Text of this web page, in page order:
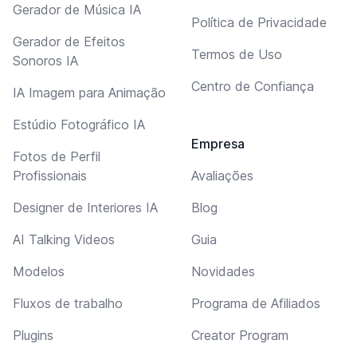
Gerador de Música IA
Gerador de Efeitos
Sonoros IA
IA Imagem para Animação
Estúdio Fotográfico IA
Fotos de Perfil
Profissionais
Designer de Interiores IA
AI Talking Videos
Modelos
Fluxos de trabalho
Plugins
Política de Privacidade
Termos de Uso
Centro de Confiança
Empresa
Avaliações
Blog
Guia
Novidades
Programa de Afiliados
Creator Program